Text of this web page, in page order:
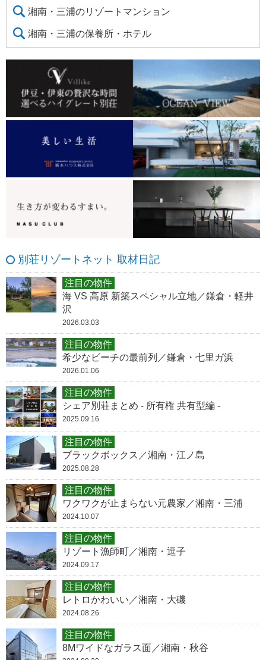
湘南・三浦のリゾートマンション
湘南・三浦の保養所・ホテル
別荘リゾートネット 取材日記
注目の物件
海 VS 高原 新築スペシャル立地／鎌倉・軽井
沢
2026.03.03
注目の物件
希少なビーチの最前列／鎌倉・七里ガ浜
2026.01.06
注目の物件
シェア別荘まとめ - 所有権 共有型編 -
2025.09.16
注目の物件
ブラックボックス／湘南・江ノ島
2025.08.28
注目の物件
ワクワクが止まらない元農家／湘南・三浦
2024.10.07
注目の物件
リゾート漁師町／湘南・逗子
2024.09.17
注目の物件
レトロかわいい／湘南・大磯
2024.08.26
注目の物件
8Mワイドなガラス面／湘南・秋谷